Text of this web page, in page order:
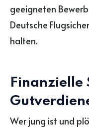
geeigneten
Deutsche
halten.
Finanzielle
Wer jung ist und